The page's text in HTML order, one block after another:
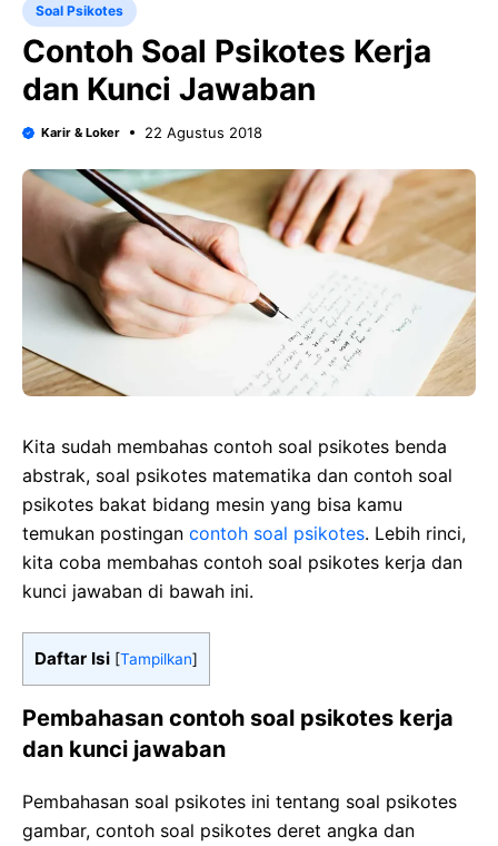
Soal Psikotes
Contoh Soal Psikotes Kerja
dan Kunci Jawaban
Karir & Loker 22 Agustus 2018
Kita sudah membahas contoh soal psikotes benda
abstrak, soal psikotes matematika dan contoh soal
psikotes bakat bidang mesin yang bisa kamu
temukan postingan contoh soal psikotes. Lebih rinci,
kita coba membahas contoh soal psikotes kerja dan
kunci jawaban di bawah ini.
Daftar Isi [Tampilkan]
Pembahasan contoh soal psikotes kerja
dan kunci jawaban
Pembahasan soal psikotes ini tentang soal psikotes
gambar, contoh soal psikotes deret angka dan